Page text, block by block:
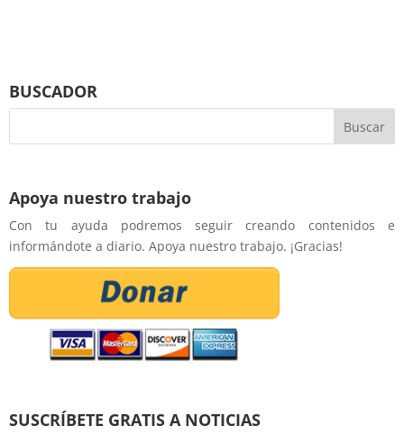
BUSCADOR
Apoya nuestro trabajo
Con tu ayuda podremos seguir creando contenidos e
informándote a diario. Apoya nuestro trabajo. ¡Gracias!
SUSCRÍBETE GRATIS A NOTICIAS